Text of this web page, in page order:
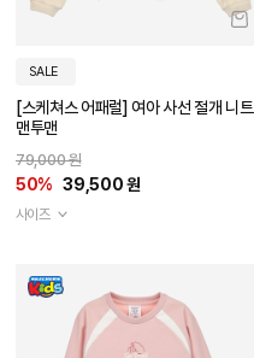
SALE
[스케쳐스 어패럴] 여아 사선 절개 니트
맨투맨
79,000 원
50% 39,500 원
사이즈